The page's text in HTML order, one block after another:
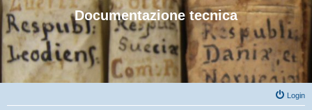
Documentazione tecnica
Login